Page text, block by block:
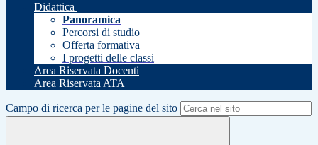
Didattica
Panoramica
Percorsi di studio
Offerta formativa
I progetti delle classi
Area Riservata Docenti
Area Riservata ATA
Campo di ricerca per le pagine del sito